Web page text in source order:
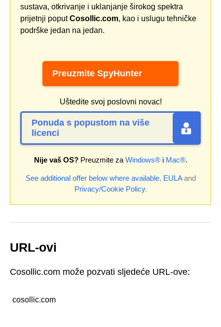
sustava, otkrivanje i uklanjanje širokog spektra
prijetnji poputCosollic.com, kao i uslugu tehničke
podrške jedan na jedan.
Preuzmite SpyHunter
Uštedite svoj poslovni novac!
Ponuda s popustom na više
licenci
Nije vaš OS?Preuzmite za Windows®i Mac®.
See additional offer below where available. EULAand
Privacy/Cookie Policy.
URL-ovi
Cosollic.com može pozvati sljedeće URL-ove:
cosollic.com